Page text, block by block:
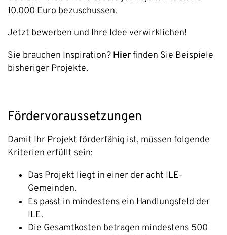
10.000 Euro bezuschussen.
Jetzt bewerben und Ihre Idee verwirklichen!
Sie brauchen Inspiration? Hierfinden Sie Beispiele
bisheriger Projekte.
Fördervoraussetzungen
Damit Ihr Projekt förderfähig ist, müssen folgende
Kriterien erfüllt sein:
Das Projekt liegt in einer der acht ILE-
Gemeinden.
Es passt in mindestens ein Handlungsfeld der
ILE.
Die Gesamtkosten betragen mindestens 500